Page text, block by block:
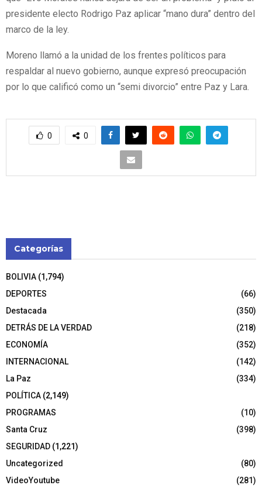
presidente electo Rodrigo Paz aplicar “mano dura” dentro del
marco de la ley.
Moreno llamó a la unidad de los frentes políticos para
respaldar al nuevo gobierno, aunque expresó preocupación
por lo que calificó como un “semi divorcio” entre Paz y Lara.
0 0
Categorías
BOLIVIA (1,794)
DEPORTES
(66)
Destacada
(350)
DETRÁS DE LA VERDAD
(218)
ECONOMÍA
(352)
INTERNACIONAL
(142)
La Paz
(334)
POLÍTICA (2,149)
PROGRAMAS
(10)
Santa Cruz
(398)
SEGURIDAD (1,221)
Uncategorized
(80)
VideoYoutube
(281)